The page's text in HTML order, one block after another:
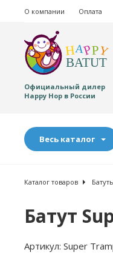
О компании Оплата
Официальный дилер
Happy Hop в России
Весь каталог
Каталог товаров
Батут
Артикул: Super